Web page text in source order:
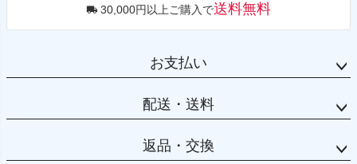
30,000円以上ご購入で送料無料
お支払い
配送・送料
返品・交換